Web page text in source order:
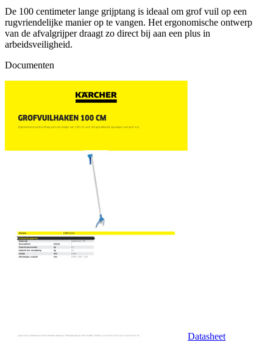
De 100 centimeter lange grijptang is ideaal om grof vuil op een
rugvriendelijke manier op te vangen. Het ergonomische ontwerp
van de afvalgrijper draagt ​​zo direct bij aan een plus in
arbeidsveiligheid.
Documenten
Datasheet